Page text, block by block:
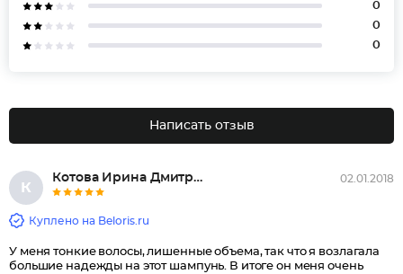
0
0
0
Написать отзыв
К
Котова Ирина Дмитриевна 02.01.2018
Куплено на Beloris.ru
У меня тонкие волосы, лишенные объема, так что я возлагала
большие надежды на этот шампунь. В итоге он меня очень